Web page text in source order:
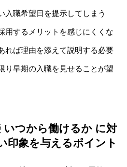
入職希望日を提示してしまう
用するメリットを感じにくくな
れば理由を添えて説明する必要
り早期の入職を見せることが望
いつから働けるか に対
印象を与えるポイント